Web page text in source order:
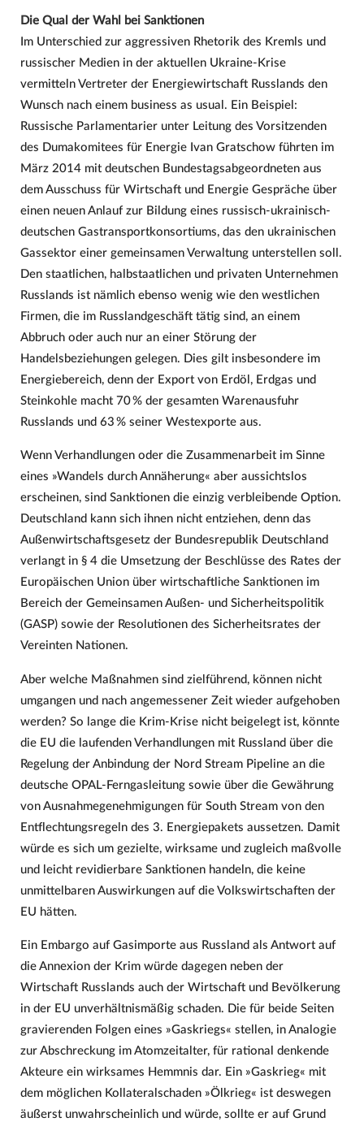
Die Qual der Wahl bei Sanktionen
Im Unterschied zur aggressiven Rhetorik des Kremls und
russischer Medien in der aktuellen Ukraine-Krise
vermitteln Vertreter der Energiewirtschaft Russlands den
Wunsch nach einem business as usual. Ein Beispiel:
Russische Parlamentarier unter Leitung des Vorsitzenden
des Dumakomitees für Energie Ivan Gratschow führten im
März 2014 mit deutschen Bundestagsabgeordneten aus
dem Ausschuss für Wirtschaft und Energie Gespräche über
einen neuen Anlauf zur Bildung eines russisch-ukrainisch-
deutschen Gastransportkonsortiums, das den ukrainischen
Gassektor einer gemeinsamen Verwaltung unterstellen soll.
Den staatlichen, halbstaatlichen und privaten Unternehmen
Russlands ist nämlich ebenso wenig wie den westlichen
Firmen, die im Russlandgeschäft tätig sind, an einem
Abbruch oder auch nur an einer Störung der
Handelsbeziehungen gelegen. Dies gilt insbesondere im
Energiebereich, denn der Export von Erdöl, Erdgas und
Steinkohle macht 70 % der gesamten Warenausfuhr
Russlands und 63 % seiner Westexporte aus.
Wenn Verhandlungen oder die Zusammenarbeit im Sinne
eines »Wandels durch Annäherung« aber aussichtslos
erscheinen, sind Sanktionen die einzig verbleibende Option.
Deutschland kann sich ihnen nicht entziehen, denn das
Außenwirtschaftsgesetz der Bundesrepublik Deutschland
verlangt in § 4 die Umsetzung der Beschlüsse des Rates der
Europäischen Union über wirtschaftliche Sanktionen im
Bereich der Gemeinsamen Außen- und Sicherheitspolitik
(GASP) sowie der Resolutionen des Sicherheitsrates der
Vereinten Nationen.
Aber welche Maßnahmen sind zielführend, können nicht
umgangen und nach angemessener Zeit wieder aufgehoben
werden? So lange die Krim-Krise nicht beigelegt ist, könnte
die EU die laufenden Verhandlungen mit Russland über die
Regelung der Anbindung der Nord Stream Pipeline an die
deutsche OPAL-Ferngasleitung sowie über die Gewährung
von Ausnahmegenehmigungen für South Stream von den
Entflechtungsregeln des 3. Energiepakets aussetzen. Damit
würde es sich um gezielte, wirksame und zugleich maßvolle
und leicht revidierbare Sanktionen handeln, die keine
unmittelbaren Auswirkungen auf die Volkswirtschaften der
EU hätten.
Ein Embargo auf Gasimporte aus Russland als Antwort auf
die Annexion der Krim würde dagegen neben der
Wirtschaft Russlands auch der Wirtschaft und Bevölkerung
in der EU unverhältnismäßig schaden. Die für beide Seiten
gravierenden Folgen eines »Gaskriegs« stellen, in Analogie
zur Abschreckung im Atomzeitalter, für rational denkende
Akteure ein wirksames Hemmnis dar. Ein »Gaskrieg« mit
dem möglichen Kollateralschaden »Ölkrieg« ist deswegen
äußerst unwahrscheinlich und würde, sollte er auf Grund